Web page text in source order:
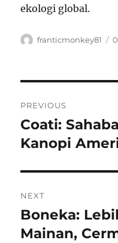
ekologi global.
Author
franticmonkey81
pos
PREVIOUS
Previous
post:
Coati:
Kanopi
NEXT
Next
post:
Boneka:
Mainan,